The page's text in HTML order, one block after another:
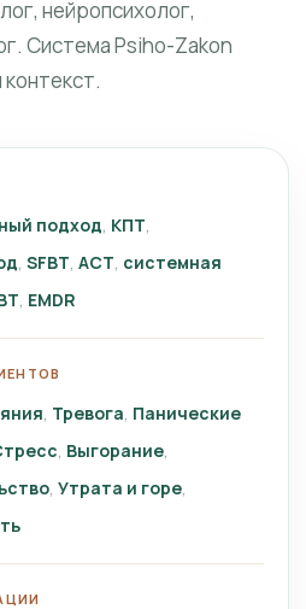
нейропсихолог,
Система Psiho-Zakon
подход КПТ
SFBT ACT системная
EMDR
Тревога Панические
Выгорание
Утрата и горе